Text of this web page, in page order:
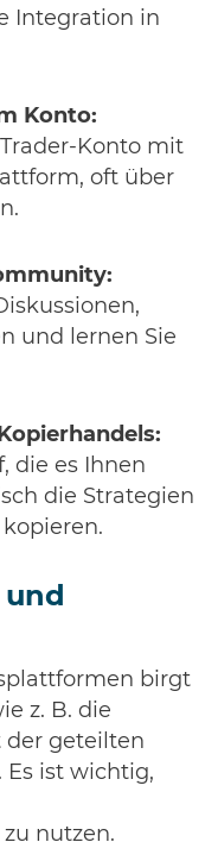
Integration in
Konto:
Konto mit
oft über
und lernen Sie
die es Ihnen
die Strategien
birgt
z. B. die
der geteilten
Es ist wichtig,
nutzen.